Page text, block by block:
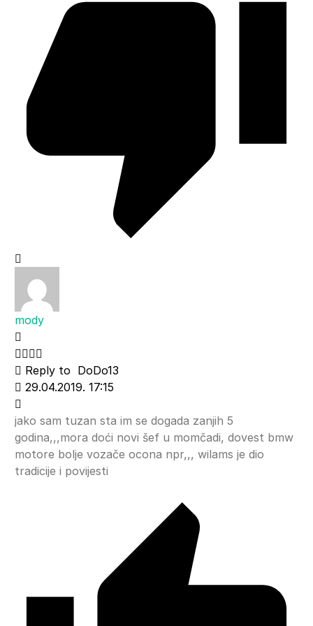
mody
Reply to DoDo13
29.04.2019. 17:15
jako sam tuzan sta im se dogada zanjih 5
godina,,,mora doći novi šef u momčadi, dovest bmw
motore bolje vozače ocona npr,,, wilams je dio
tradicije i povijesti